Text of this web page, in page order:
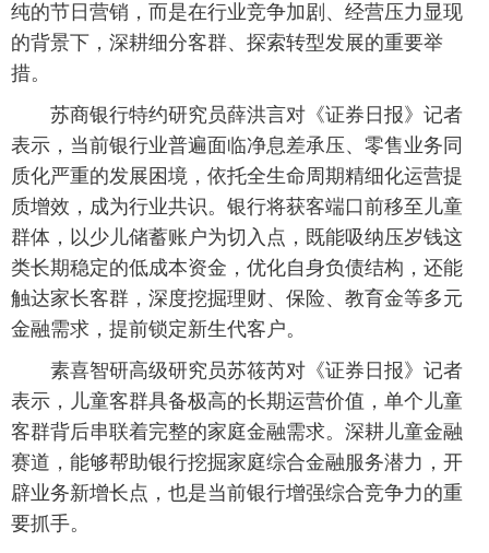
纯的节日营销，而是在行业竞争加剧、经营压力显现
的背景下，深耕细分客群、探索转型发展的重要举
措。
苏商银行特约研究员薛洪言对《证券日报》记者
表示，当前银行业普遍面临净息差承压、零售业务同
质化严重的发展困境，依托全生命周期精细化运营提
质增效，成为行业共识。银行将获客端口前移至儿童
群体，以少儿储蓄账户为切入点，既能吸纳压岁钱这
类长期稳定的低成本资金，优化自身负债结构，还能
触达家长客群，深度挖掘理财、保险、教育金等多元
金融需求，提前锁定新生代客户。
素喜智研高级研究员苏筱芮对《证券日报》记者
表示，儿童客群具备极高的长期运营价值，单个儿童
客群背后串联着完整的家庭金融需求。深耕儿童金融
赛道，能够帮助银行挖掘家庭综合金融服务潜力，开
辟业务新增长点，也是当前银行增强综合竞争力的重
要抓手。